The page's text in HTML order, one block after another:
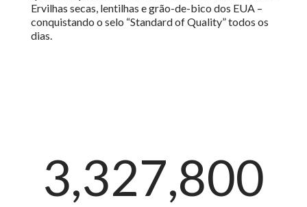
Ervilhas secas, lentilhas e grão-de-bico dos EUA –
conquistando o selo “Standard of Quality” todos os
dias.
3,327,800